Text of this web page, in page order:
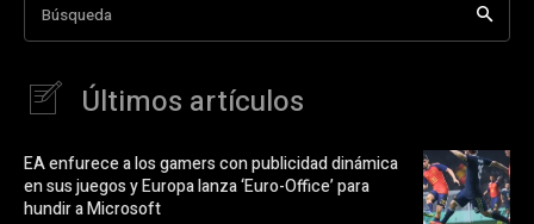
Búsqueda
Últimos artículos
EA enfurece a los gamers con publicidad dinámica
en sus juegos y Europa lanza ‘Euro-Office’ para
hundir a Microsoft